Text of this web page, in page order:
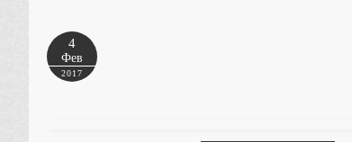
4
Фев
2017